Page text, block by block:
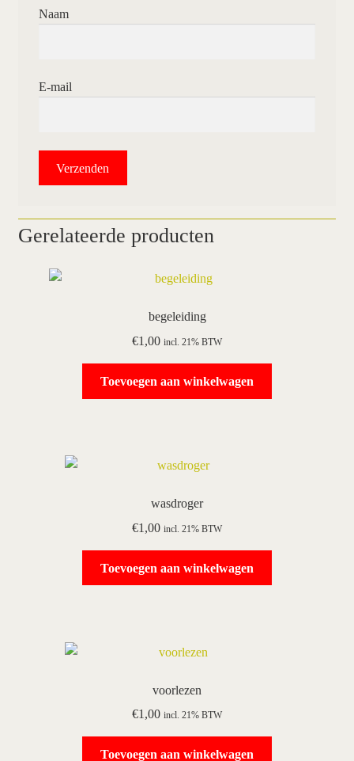
Naam
E-mail
Gerelateerde producten
begeleiding
€1,00 incl. 21% BTW
Toevoegen aan winkelwagen
wasdroger
€1,00 incl. 21% BTW
Toevoegen aan winkelwagen
voorlezen
€1,00 incl. 21% BTW
Toevoegen aan winkelwagen